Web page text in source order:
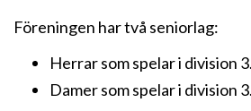
Föreningen har två seniorlag:
Herrar som spelar i division 3.
Damer som spelar i division 3.